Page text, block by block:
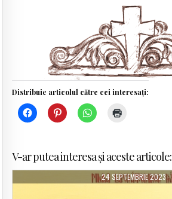
Distribuie articolul către cei interesați:
V-ar putea interesa și aceste articole:
24 SEPTEMBRIE 2023